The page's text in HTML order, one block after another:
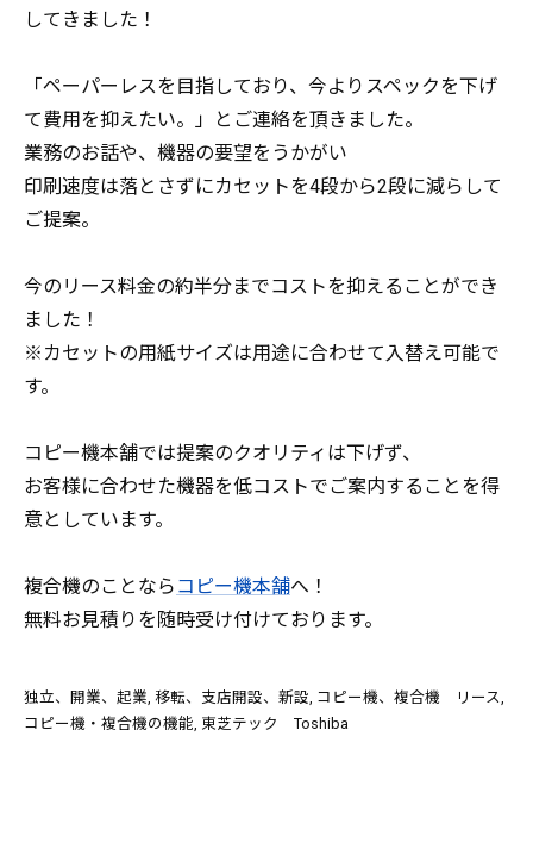
してきました！
「ペーパーレスを目指しており、今よりスペックを下げ
て費用を抑えたい。」とご連絡を頂きました。
業務のお話や、機器の要望をうかがい
印刷速度は落とさずにカセットを4段から2段に減らして
ご提案。
今のリース料金の約半分までコストを抑えることができ
ました！
※カセットの用紙サイズは用途に合わせて入替え可能で
す。
コピー機本舗では提案のクオリティは下げず、
お客様に合わせた機器を低コストでご案内することを得
意としています。
複合機のことなら コピー機本舗へ！
無料お見積りを随時受け付けております。
独立、開業、起業 移転、支店開設、新設 コピー機、複合機 リース
コピー機・複合機の機能 東芝テック Toshiba